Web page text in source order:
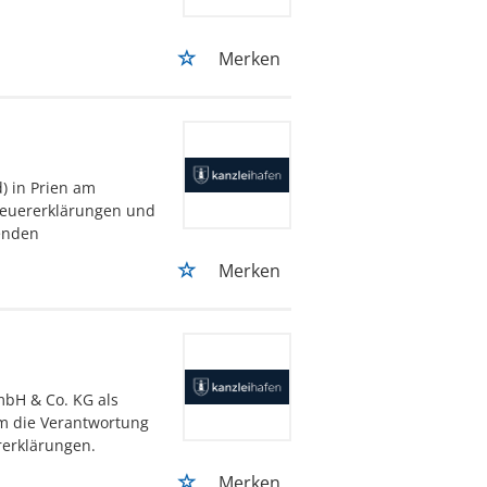
Merken
in Prien am
und
Merken
& Co. KG als
die Verantwortung